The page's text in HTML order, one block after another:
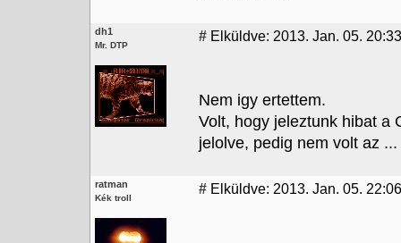
dh1
Mr. DTP
# Elküldve: 2013. Jan. 05. 20:33
Nem igy ertettem.
Volt, hogy jeleztunk hibat a
jelolve, pedig nem volt az ...
ratman
Kék troll
# Elküldve: 2013. Jan. 05. 22:06